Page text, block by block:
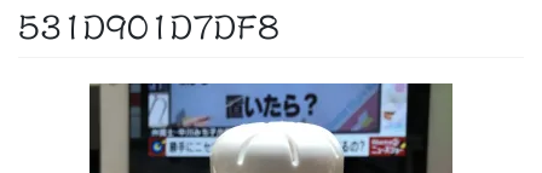
531D901D7DF8